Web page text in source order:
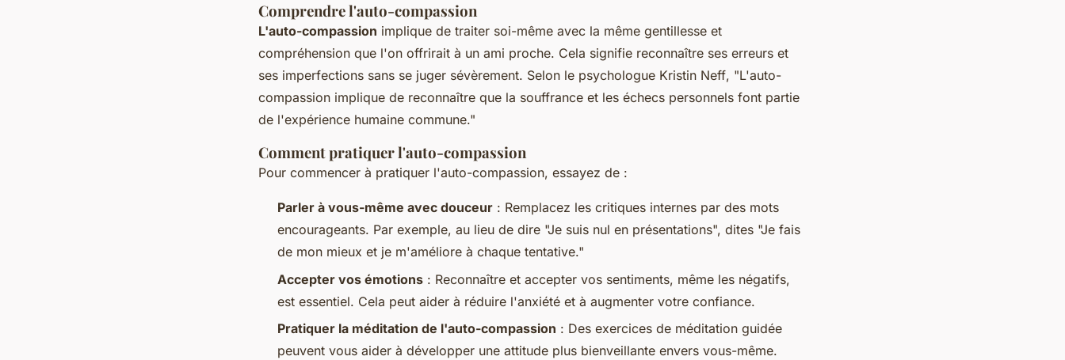
Comprendre l'auto-compassion
L'auto-compassion implique de traiter soi-même avec la même gentillesse et
compréhension que l'on offrirait à un ami proche. Cela signifie reconnaître ses erreurs et
ses imperfections sans se juger sévèrement. Selon le psychologue Kristin Neff, "L'auto-
compassion implique de reconnaître que la souffrance et les échecs personnels font partie
de l'expérience humaine commune."
Comment pratiquer l'auto-compassion
Pour commencer à pratiquer l'auto-compassion, essayez de :
Parler à vous-même avec douceur : Remplacez les critiques internes par des mots
encourageants. Par exemple, au lieu de dire "Je suis nul en présentations", dites "Je fais
de mon mieux et je m'améliore à chaque tentative."
Accepter vos émotions : Reconnaître et accepter vos sentiments, même les négatifs,
est essentiel. Cela peut aider à réduire l'anxiété et à augmenter votre confiance.
Pratiquer la méditation de l'auto-compassion : Des exercices de méditation guidée
peuvent vous aider à développer une attitude plus bienveillante envers vous-même.